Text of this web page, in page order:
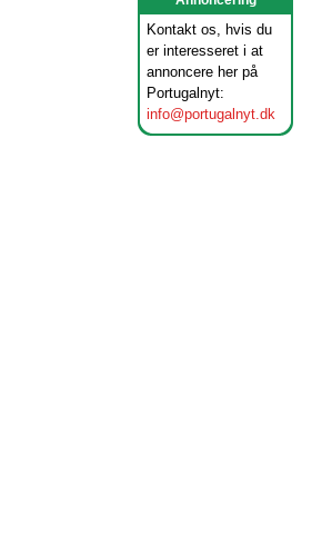
Kontakt os, hvis du
er interesseret i at
annoncere her på
Portugalnyt:
info@portugalnyt.dk